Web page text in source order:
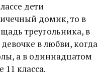
дети
домик, то в
треугольника, в
в любви, когда
а в одиннадцатом
11 класса.